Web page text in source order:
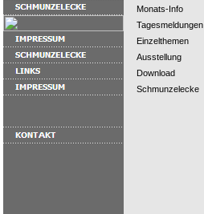
Monats-Info
Tagesmeldungen
Einzelthemen
Ausstellung
Download
Schmunzelecke